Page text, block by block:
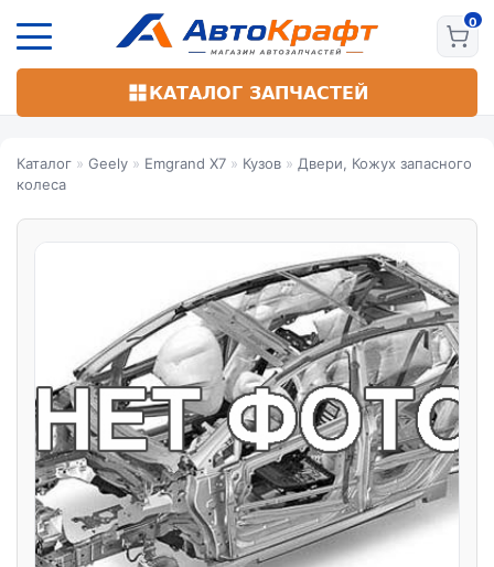
основному
КАТАЛОГ ЗАПЧАСТЕЙ
Каталог » Geely » Emgrand X7 » Кузов » Двери, Кожух запасного
колеса